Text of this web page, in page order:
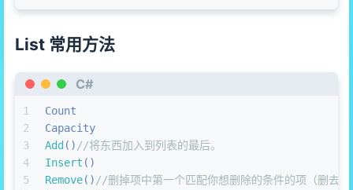
List 常用方法
C#
1
2
3
4
5
Count
Capacity
Add () //将东西加入到列表的最后。
Insert ()
Remove() //删掉项中第一个匹配你想删除的条件的项（删去